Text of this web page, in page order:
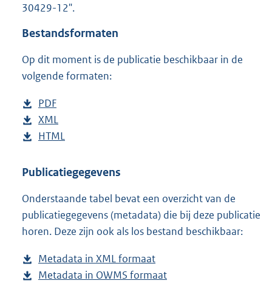
:
30429-12".
Bestandsformaten
Op dit moment is de publicatie beschikbaar in de
volgende formaten:
D
o
w
l
a
d
p
b
l
PDF
e
s
a
d
s
g
o
o
D
o
n
o
a
d
u
b
XML
e
t
n
d
s
r
o
D
w
l
o
a
p
u
HTML
s
a
n
d
g
r
Publicatiegegevens
Onderstaande tabel bevat een overzicht van de
publicatiegegevens (metadata) die bij deze publicatie
horen. Deze zijn ook als los bestand beschikbaar:
Metadata in XML formaat
e
Metadata in OWMS formaat